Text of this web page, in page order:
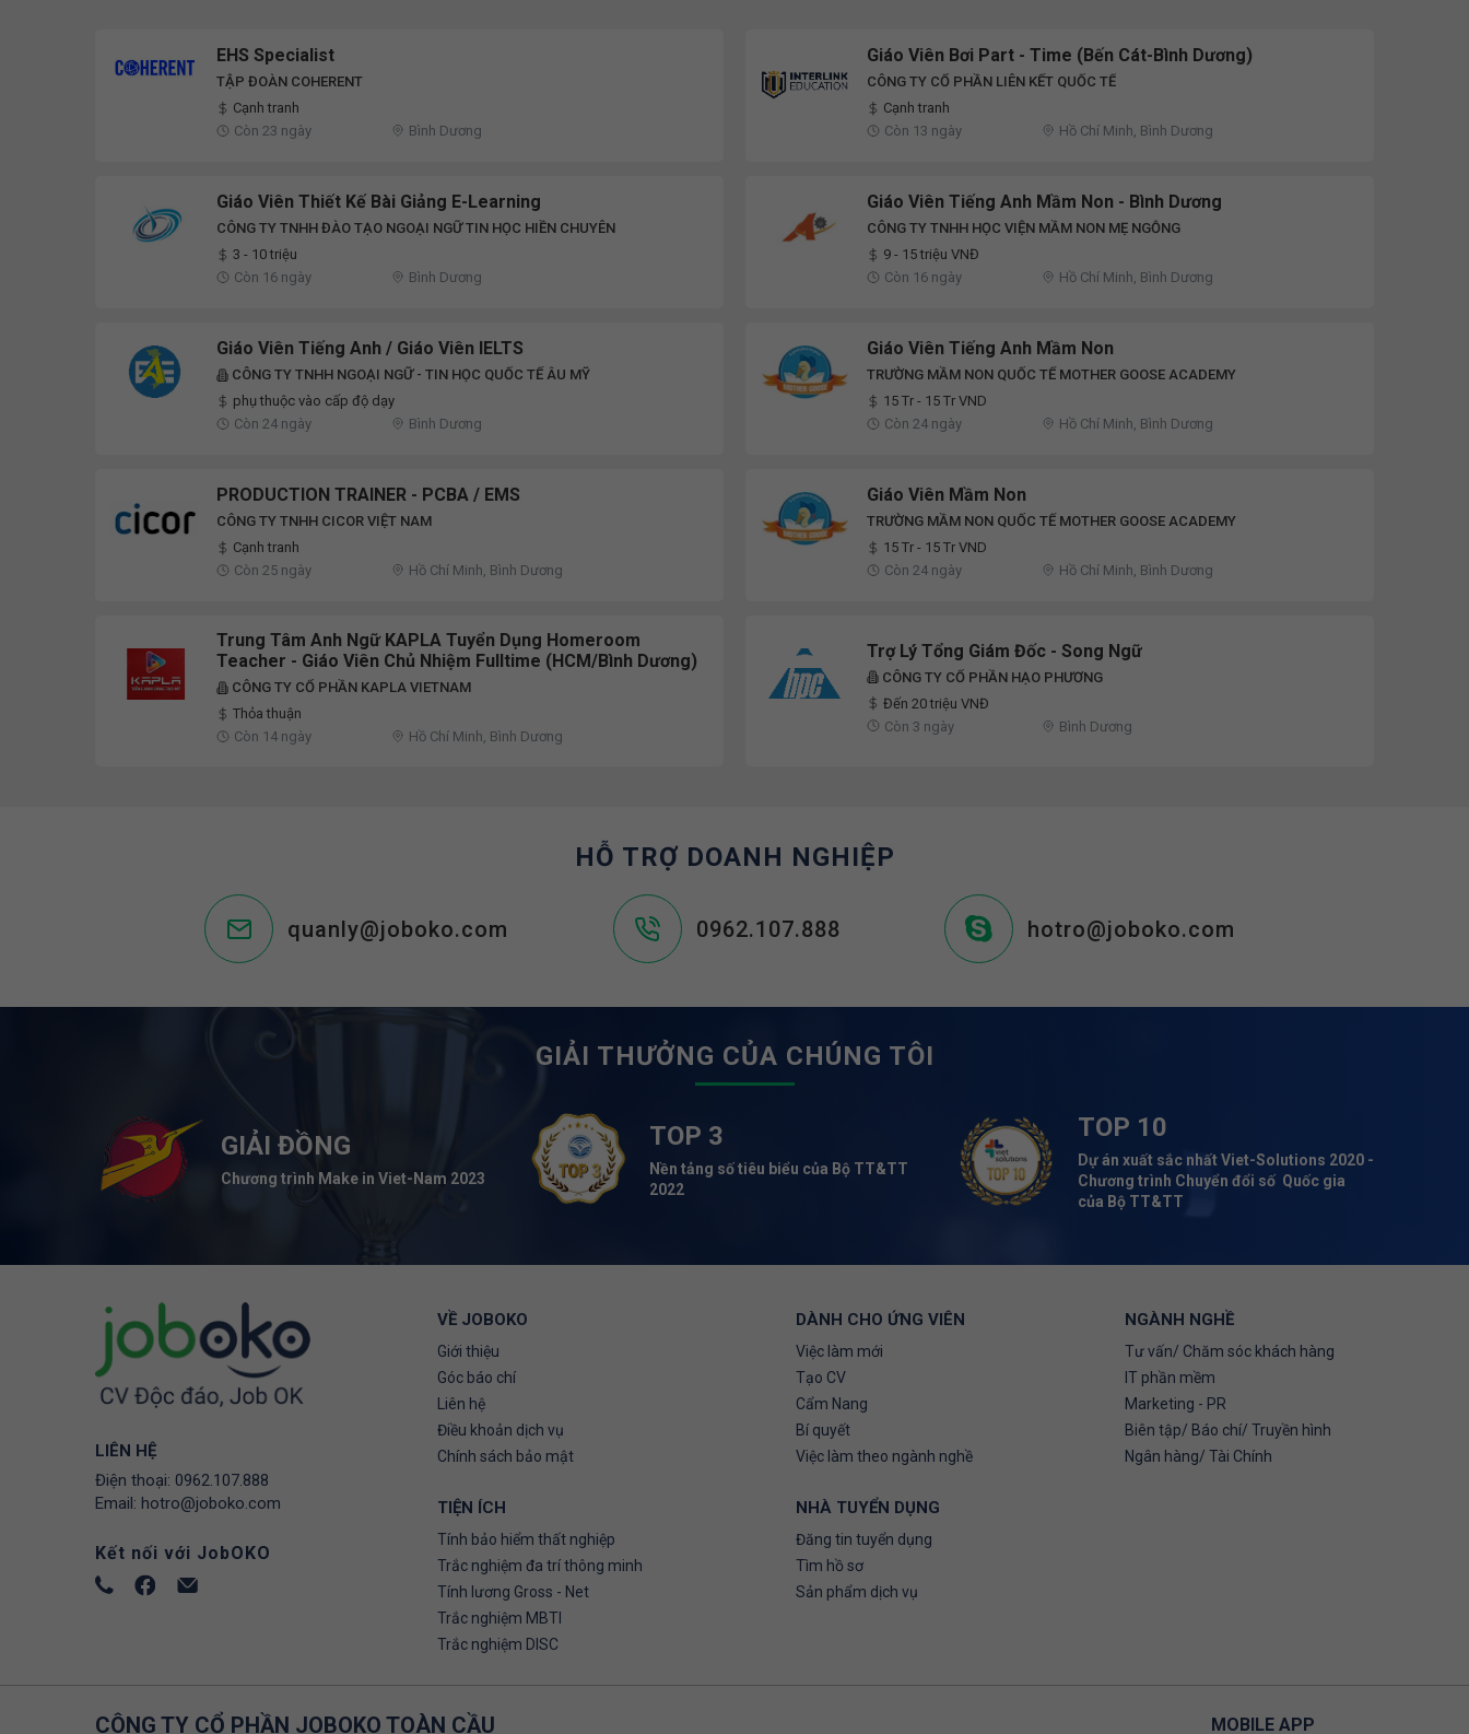
EHS Specialist
TẬP ĐOÀN COHERENT
Cạnh tranh
Còn 23 ngày
Bình Dương
Giáo Viên Bơi Part - Time (Bến Cát-Bình Dương)
CÔNG TY CỔ PHẦN LIÊN KẾT QUỐC TẾ
Cạnh tranh
Còn 13 ngày
Hồ Chí Minh, Bình Dương
Giáo Viên Thiết Kế Bài Giảng E-Learning
CÔNG TY TNHH ĐÀO TẠO NGOẠI NGỮ TIN HỌC HIỀN CHUYÊN
3 - 10 triệu
Còn 16 ngày
Bình Dương
Giáo Viên Tiếng Anh Mầm Non - Bình Dương
CÔNG TY TNHH HỌC VIỆN MẦM NON MẸ NGỖNG
9 - 15 triệu VNĐ
Còn 16 ngày
Hồ Chí Minh, Bình Dương
Giáo Viên Tiếng Anh / Giáo Viên IELTS
CÔNG TY TNHH NGOẠI NGỮ - TIN HỌC QUỐC TẾ ÂU MỸ
phụ thuộc vào cấp độ dạy
Còn 24 ngày
Bình Dương
Giáo Viên Tiếng Anh Mầm Non
TRƯỜNG MẦM NON QUỐC TẾ MOTHER GOOSE ACADEMY
15 Tr - 15 Tr VND
Còn 24 ngày
Hồ Chí Minh, Bình Dương
PRODUCTION TRAINER - PCBA / EMS
CÔNG TY TNHH CICOR VIỆT NAM
Cạnh tranh
Còn 25 ngày
Hồ Chí Minh, Bình Dương
Giáo Viên Mầm Non
TRƯỜNG MẦM NON QUỐC TẾ MOTHER GOOSE ACADEMY
15 Tr - 15 Tr VND
Còn 24 ngày
Hồ Chí Minh, Bình Dương
Trung Tâm Anh Ngữ KAPLA Tuyển Dụng Homeroom
Teacher - Giáo Viên Chủ Nhiệm Fulltime (HCM/Bình Dương)
CÔNG TY CỔ PHẦN KAPLA VIETNAM
Thỏa thuận
Còn 14 ngày
Hồ Chí Minh, Bình Dương
Trợ Lý Tổng Giám Đốc - Song Ngữ
CÔNG TY CỔ PHẦN HẠO PHƯƠNG
Đến 20 triệu VNĐ
Còn 3 ngày
Bình Dương
HỖ TRỢ DOANH NGHIỆP
quanly@joboko.com 0962.107.888 hotro@joboko.com
GIẢI THƯỞNG CỦA CHÚNG TÔI
GIẢI ĐỒNG
Chương trình Make in Viet-Nam 2023
TOP 3
Nền tảng số tiêu biểu của Bộ TT&TT
2022
TOP 10
Dự án xuất sắc nhất Viet-Solutions 2020 -
Chương trình Chuyển đổi số Quốc gia
của Bộ TT&TT
LIÊN HỆ
Điện thoại: 0962.107.888
Email: hotro@joboko.com
Kết nối với JobOKO
VỀ JOBOKO
Giới thiệu
Góc báo chí
Liên hệ
Điều khoản dịch vụ
Chính sách bảo mật
TIỆN ÍCH
Tính bảo hiểm thất nghiệp
Trắc nghiệm đa trí thông minh
Tính lương Gross - Net
Trắc nghiệm MBTI
Trắc nghiệm DISC
DÀNH CHO ỨNG VIÊN
Việc làm mới
Tạo CV
Cẩm Nang
Bí quyết
Việc làm theo ngành nghề
NHÀ TUYỂN DỤNG
Đăng tin tuyển dụng
Tìm hồ sơ
Sản phẩm dịch vụ
NGÀNH NGHỀ
Tư vấn/ Chăm sóc khách hàng
IT phần mềm
Marketing - PR
Biên tập/ Báo chí/ Truyền hình
Ngân hàng/ Tài Chính
CÔNG TY CỔ PHẦN JOBOKO TOÀN CẦU MOBILE APP